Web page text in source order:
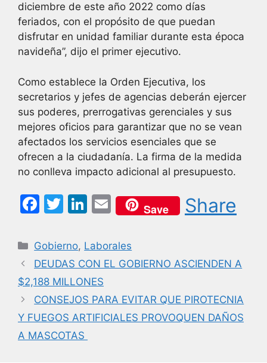
diciembre de este año 2022 como días
feriados, con el propósito de que puedan
disfrutar en unidad familiar durante esta época
navideña”, dijo el primer ejecutivo.
Como establece la Orden Ejecutiva, los
secretarios y jefes de agencias deberán ejercer
sus poderes, prerrogativas gerenciales y sus
mejores oficios para garantizar que no se vean
afectados los servicios esenciales que se
ofrecen a la ciudadanía. La firma de la medida
no conlleva impacto adicional al presupuesto.
F
c
e
b
o
o
k
T
itt
er
Li
k
e
dI
n
E
m
ai
l
Save Share
Categorías
Gobierno, Laborales
DEUDAS CON EL GOBIERNO ASCIENDEN A
$2,188 MILLONES
CONSEJOS PARA EVITAR QUE PIROTECNIA
Y FUEGOS ARTIFICIALES PROVOQUEN DAÑOS
A MASCOTAS